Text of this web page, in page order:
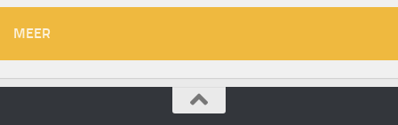
MEER